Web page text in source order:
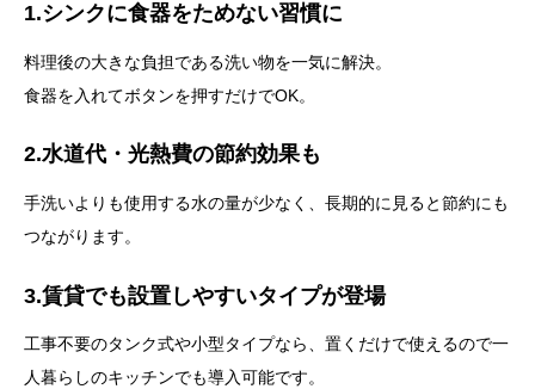
1.シンクに食器をためない習慣に
料理後の大きな負担である洗い物を一気に解決。
食器を入れてボタンを押すだけでOK。
2.水道代・光熱費の節約効果も
手洗いよりも使用する水の量が少なく、長期的に見ると節約にも
つながります。
3.賃貸でも設置しやすいタイプが登場
工事不要のタンク式や小型タイプなら、置くだけで使えるので一
人暮らしのキッチンでも導入可能です。